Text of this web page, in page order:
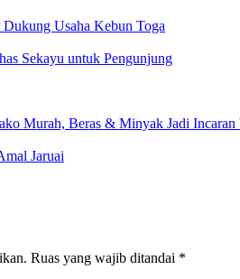
Usaha Kebun Toga
Sekayu untuk Pengunjung
Murah, Beras & Minyak Jadi Incaran
Jaruai
Ruas yang wajib ditandai *